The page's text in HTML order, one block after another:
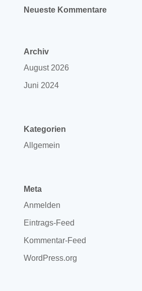
Neueste Kommentare
Archiv
August 2026
Juni 2024
Kategorien
Allgemein
Meta
Anmelden
Eintrags-Feed
Kommentar-Feed
WordPress.org